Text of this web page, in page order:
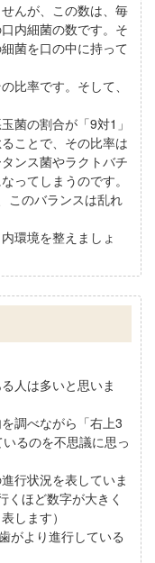
んが、この数は、毎
内細菌の数です。そ
菌を口の中に持って
比率です。そして、
菌の割合が「9対1」
ことで、その比率は
ンス菌やラクトバチ
ってしまうのです。
このバランスは乱れ
環境を整えましょ
人は多いと思いま
調べながら「右上3
るのを不思議に思っ
行状況を表していま
くほど数字が大きく
します）
がより進行している